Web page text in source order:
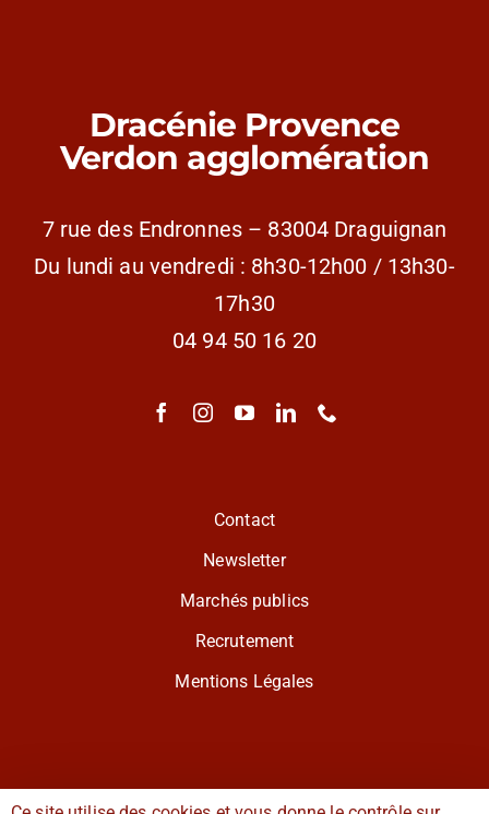
Dracénie Provence
Verdon agglomération
7 rue des Endronnes – 83004 Draguignan
Du lundi au vendredi : 8h30-12h00 / 13h30-
17h30
04 94 50 16 20
Contact
Newsletter
Marchés publics
Recrutement
Mentions Légales